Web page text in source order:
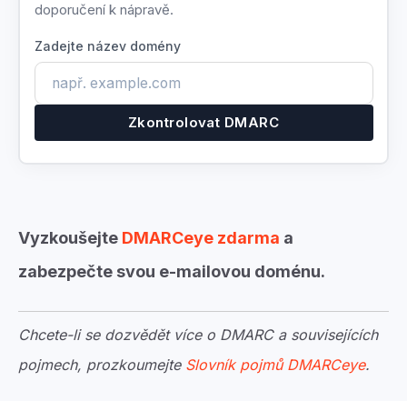
doporučení k nápravě.
Zadejte název domény
Zkontrolovat DMARC
Vyzkoušejte DMARCeye zdarma a
zabezpečte svou e-mailovou doménu.
Chcete-li se dozvědět více o DMARC a souvisejících
pojmech, prozkoumejte Slovník pojmů DMARCeye.